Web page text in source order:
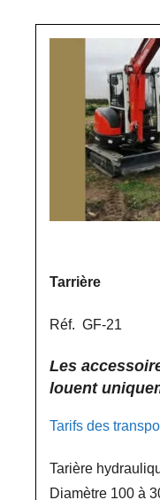
Tarrière
Réf. GF-21
Les
louent
Tarifs des
Tarière
Diamètre 100 à